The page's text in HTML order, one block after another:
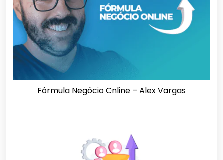
Fórmula Negócio Online – Alex Vargas